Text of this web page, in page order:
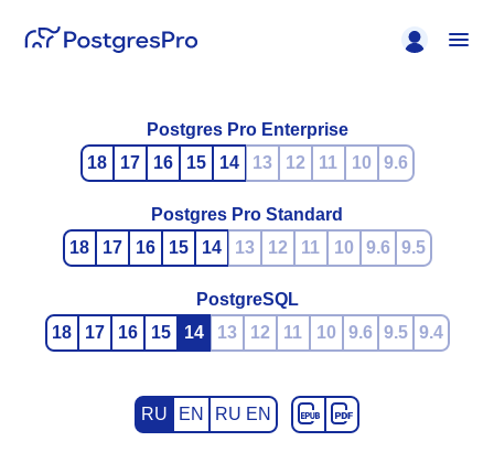
Postgres Pro Enterprise
18
17 16 15 14 13 12 11 10 9.6
Postgres Pro Standard
18
17 16 15 14 13 12 11 10 9.6 9.5
PostgreSQL
18
17 16 15 14 13 12 11 10 9.6 9.5 9.4
RU EN RU EN